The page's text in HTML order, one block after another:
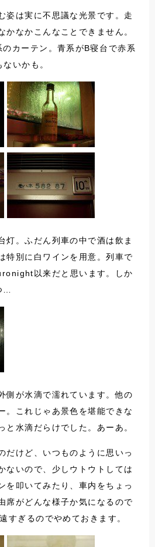
姿は実に不思議な光景です。走
かなかこんなことできません。
カーテン。青系がB寝台で赤系
いかも。
灯。ふだん列車の中で酒は飲ま
特別に白ワインを用意。列車で
以来だと思います。しか
…
側が水滴で濡れています。他の
。これじゃあ景色を堪能できな
と水滴だらけでした。あーあ。
だけど、いつものように思いっ
ないので、少しウトウトしては
を叩いてみたり、車内をちょっ
席がどんな様子か気になるので
すぎるのでやめておきます。